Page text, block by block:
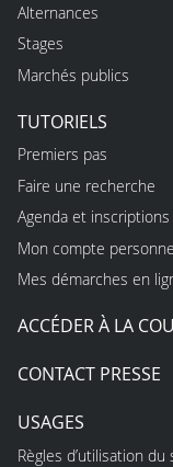
Alternances
Stages
Marchés publics
TUTORIELS
Premiers pas
Faire une recherche
Agenda et inscriptions
Mon compte
Mes démarches en
ACCÉDER À LA
CONTACT PRESSE
USAGES
Règles d’utilisation du